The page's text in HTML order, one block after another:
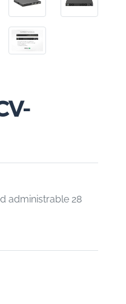
administrable 28